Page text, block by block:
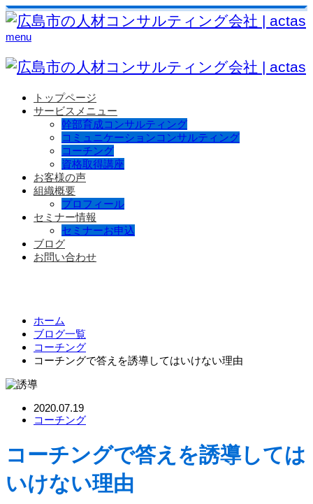
menu
トップページ
サービスメニュー
幹部育成コンサルティング
コミュニケーションコンサルティング
コーチング
資格取得講座
お客様の声
組織概要
プロフィール
セミナー情報
セミナーお申込
ブログ
お問い合わせ
ホーム
ブログ一覧
コーチング
コーチングで答えを誘導してはいけない理由
2020.07.19
コーチング
コーチングで答えを誘導しては
いけない理由